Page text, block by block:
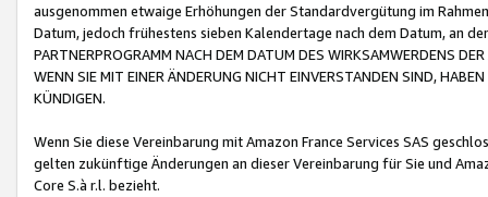
ausgenommen etwaige Erhöhungen der Standardvergütung im
Datum, jedoch frühestens sieben Kalendertage nach dem Datum, an
PARTNERPROGRAMM NACH DEM DATUM DES WIRKSAMWERDENS
WENN SIE MIT EINER ÄNDERUNG NICHT EINVERSTANDEN SIND,
KÜNDIGEN.
Wenn Sie diese Vereinbarung mit Amazon France Services SAS
gelten zukünftige Änderungen an dieser Vereinbarung für Sie und
Core S.à r.l. bezieht.